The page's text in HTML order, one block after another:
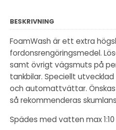
BESKRIVNING
FoamWash är ett extra
fordonsrengöringsmedel.
samt övrigt vägsmuts på
tankbilar. Speciellt
och automattvättar.
så rekommenderas
Spädes med vatten max 1:10